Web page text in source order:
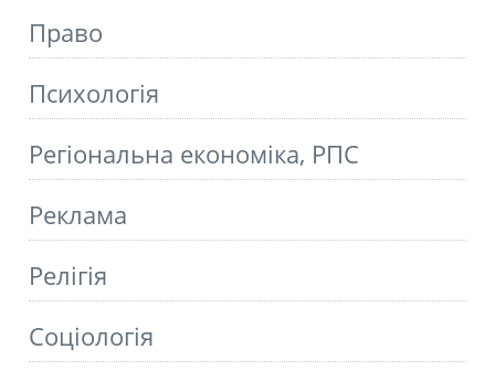
Право
Психологія
Регіональна економіка, РПС
Реклама
Релігія
Соціологія